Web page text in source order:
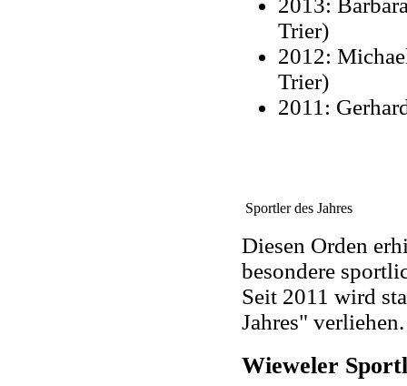
2013:
Trier)
2012:
Trier)
2011:
Sportler des Jahres
Diesen Orden
besondere
Seit 2011 wird
Jahres" verliehen.
Wieweler